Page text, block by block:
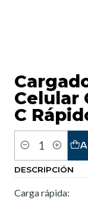
Celular
C
Cantidad
DESCRIPCIÓN
Carga rápida: